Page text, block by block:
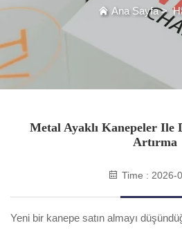
Ana Sayfa>
Metal Ayaklı Kanepeler Ile
Artırma
Time : 2026-
Yeni bir kanepe satın almayı